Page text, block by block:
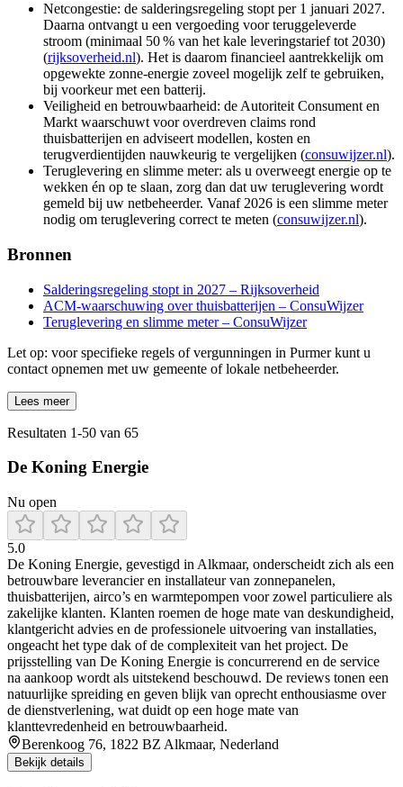
Netcongestie: de salderingsregeling stopt per 1 januari 2027.
Daarna ontvangt u een vergoeding voor teruggeleverde
stroom (minimaal 50 % van het kale leveringstarief tot 2030)
(rijksoverheid.nl). Het is daarom financieel aantrekkelijk om
opgewekte zonne-energie zoveel mogelijk zelf te gebruiken,
bij voorkeur met een batterij.
Veiligheid en betrouwbaarheid: de Autoriteit Consument en
Markt waarschuwt voor overdreven claims rond
thuisbatterijen en adviseert modellen, kosten en
terugverdientijden nauwkeurig te vergelijken (consuwijzer.nl).
Teruglevering en slimme meter: als u overweegt energie op te
wekken én op te slaan, zorg dan dat uw teruglevering wordt
gemeld bij uw netbeheerder. Vanaf 2026 is een slimme meter
nodig om teruglevering correct te meten (consuwijzer.nl).
Bronnen
Salderingsregeling stopt in 2027 – Rijksoverheid
ACM-waarschuwing over thuisbatterijen – ConsuWijzer
Teruglevering en slimme meter – ConsuWijzer
Let op: voor specifieke regels of vergunningen in Purmer kunt u
contact opnemen met uw gemeente of lokale netbeheerder.
Lees meer
Resultaten 1-50 van 65
De Koning Energie
Nu open
5.0
De Koning Energie, gevestigd in Alkmaar, onderscheidt zich als een
betrouwbare leverancier en installateur van zonnepanelen,
thuisbatterijen, airco’s en warmtepompen voor zowel particuliere als
zakelijke klanten. Klanten roemen de hoge mate van deskundigheid,
klantgericht advies en de professionele uitvoering van installaties,
ongeacht het type dak of de complexiteit van het project. De
prijsstelling van De Koning Energie is concurrerend en de service
na aankoop wordt als uitstekend beschouwd. De reviews tonen een
natuurlijke spreiding en geven blijk van oprecht enthousiasme over
de dienstverlening, wat duidt op een hoge mate van
klanttevredenheid en betrouwbaarheid.
Berenkoog 76, 1822 BZ Alkmaar, Nederland
Bekijk details